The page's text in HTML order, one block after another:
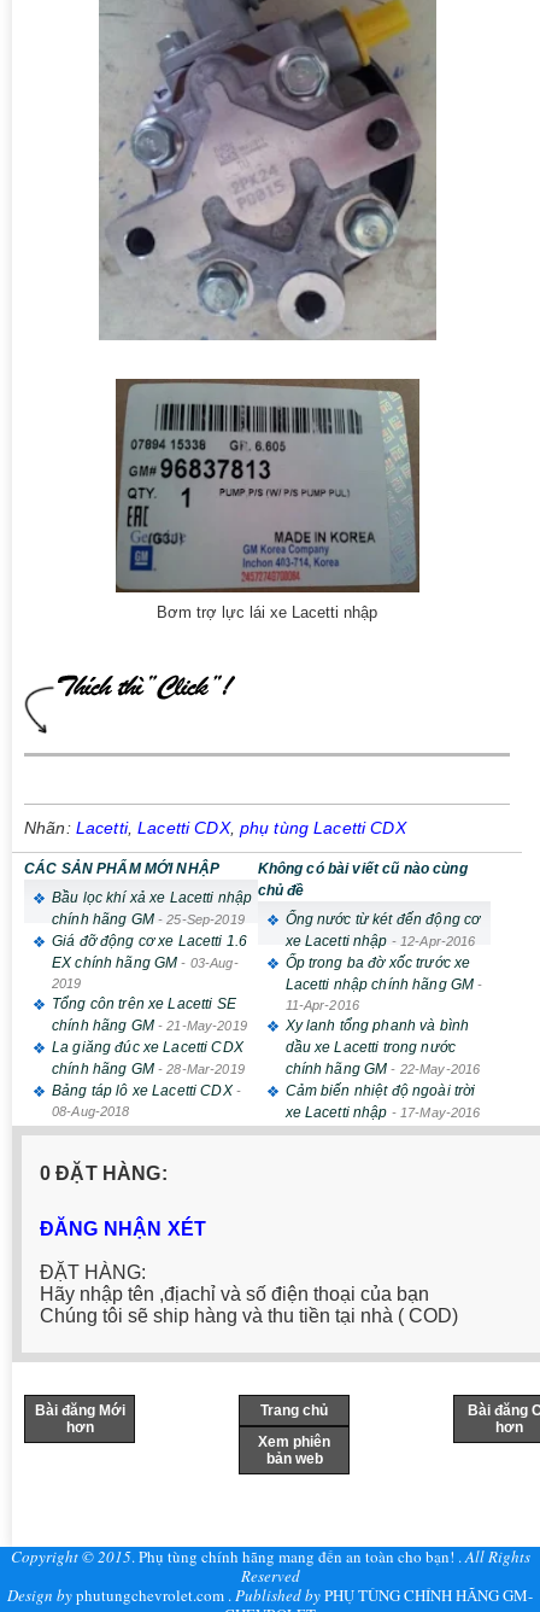
Bơm trợ lực lái xe Lacetti nhập
Nhãn: Lacetti,Lacetti CDX, phụ tùng Lacetti CDX
CÁC SẢN PHẨM MỚI NHẬP
Bầu lọc khí xả xe Lacetti nhập
chính hãng GM-25-Sep-2019
Giá đỡ động cơ xe Lacetti 1.6
EX chính hãng GM - 03-Aug-
2019
Tổng côn trên xe Lacetti SE
chính hãng GM-21-May-2019
La giăng đúc xe Lacetti CDX
chính hãng GM-28-Mar-2019
Bảng táp lô xe Lacetti CDX-
08-Aug-2018
Không có bài viết cũ nào cùng
chủ đề
Ống nước từ két đến động cơ
xe Lacetti nhập - 12-Apr-2016
Ốp trong ba đờ xốc trước xe
Lacetti nhập chính hãng GM -
11-Apr-2016
Xy lanh tổng phanh và bình
dầu xe Lacetti trong nước
chính hãng GM - 22-May-2016
Cảm biến nhiệt độ ngoài trời
xe Lacetti nhập - 17-May-2016
0 ĐẶT HÀNG:
ĐĂNG NHẬN XÉT
ĐẶT HÀNG:
Hãy nhập tên ,địachỉ và số điện thoại của bạn
Chúng tôi sẽ ship hàng và thu tiền tại nhà ( COD)
Bài đăng Mới
hơn
Bài đăng
hơn
Trang chủ
Xem phiên
bản web
Copyright © 2015.Phụ tùng chính hãng mang đến an toàn cho bạn! .All Rights
Reserved
Design byphutungchevrolet.com .Published byPHỤ TÙNG CHÍNH HÃNG GM-